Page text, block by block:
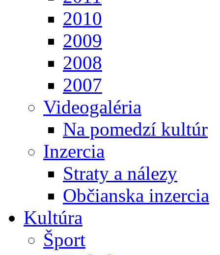
2010
2009
2008
2007
Videogaléria
Na pomedzí kultúr
Inzercia
Straty a nálezy
Občianska inzercia
Kultúra
Šport